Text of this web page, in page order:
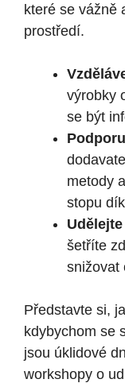
které se vážně
prostředí.
výrobky
se být
metody
stopu
šetříte
snižovat
Představte si,
kdybychom se
jsou úklidové
workshopy o